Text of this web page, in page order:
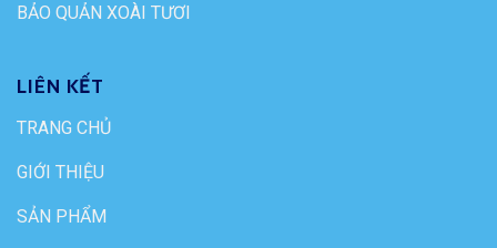
BẢO QUẢN XOÀI TƯƠI
LIÊN KẾT
TRANG CHỦ
GIỚI THIỆU
SẢN PHẨM